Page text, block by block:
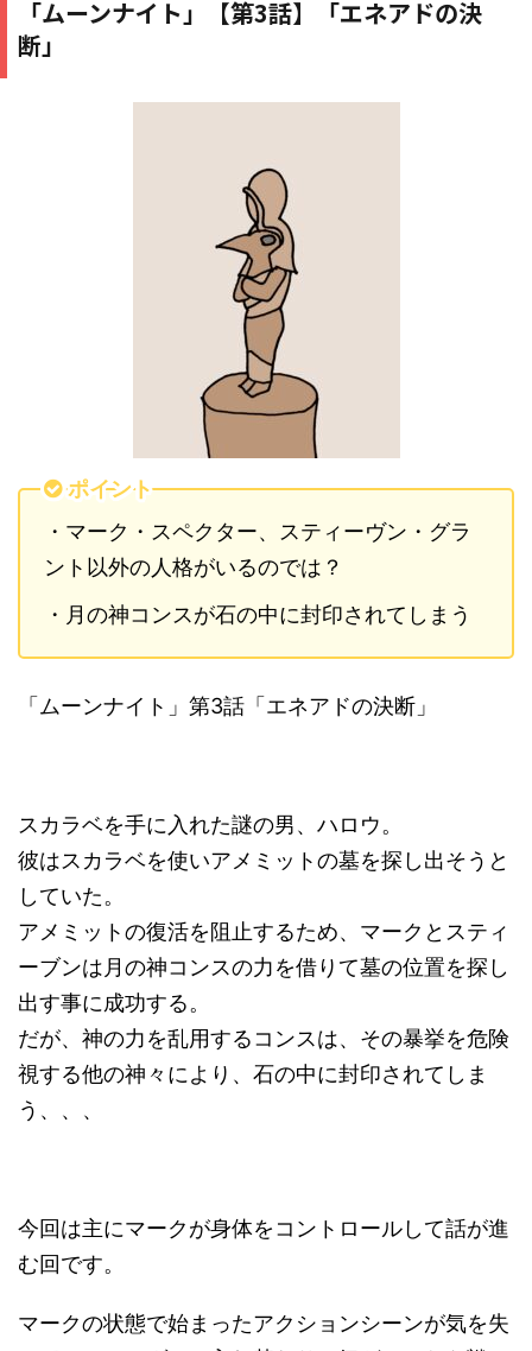
「ムーンナイト」【第3話】「エネアドの決
断」
ポイント
・マーク・スペクター、スティーヴン・グラ
ント以外の人格がいるのでは？
・月の神コンスが石の中に封印されてしまう
「ムーンナイト」第3話「エネアドの決断」
スカラベを手に入れた謎の男、ハロウ。
彼はスカラベを使いアメミットの墓を探し出そうと
していた。
アメミットの復活を阻止するため、マークとスティ
ーブンは月の神コンスの力を借りて墓の位置を探し
出す事に成功する。
だが、神の力を乱用するコンスは、その暴挙を危険
視する他の神々により、石の中に封印されてしま
う、、、
今回は主にマークが身体をコントロールして話が進
む回です。
マークの状態で始まったアクションシーンが気を失